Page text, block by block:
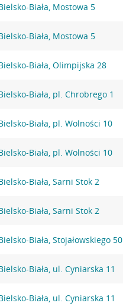
Biała, Mostowa 5
Biała, Mostowa 5
Biała, Olimpijska 28
Biała, pl. Chrobrego 1
Biała, pl. Wolności 10
Biała, pl. Wolności 10
Biała, Sarni Stok 2
Biała, Sarni Stok 2
Biała, Stojałowskiego 50
Biała, ul. Cyniarska 11
Biała, ul. Cyniarska 11